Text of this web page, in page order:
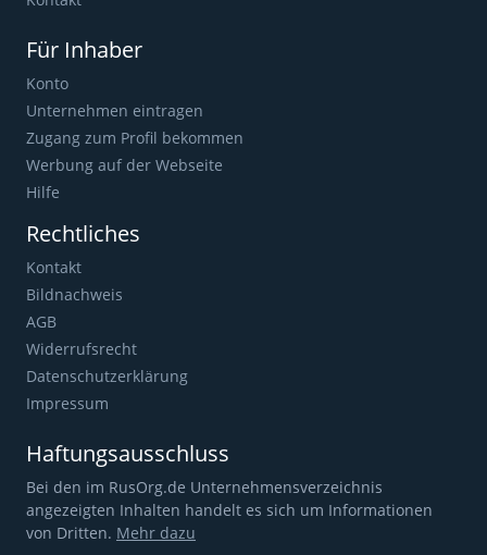
Für Inhaber
Konto
Unternehmen eintragen
Zugang zum Profil bekommen
Werbung auf der Webseite
Hilfe
Rechtliches
Kontakt
Bildnachweis
AGB
Widerrufsrecht
Datenschutzerklärung
Impressum
Haftungsausschluss
Bei den im RusOrg.de Unternehmensverzeichnis
angezeigten Inhalten handelt es sich um Informationen
von Dritten. Mehr dazu